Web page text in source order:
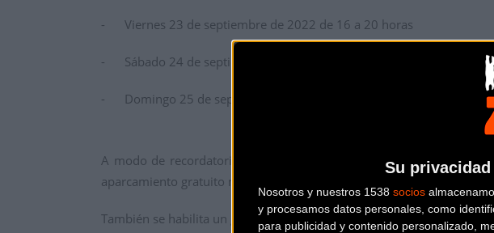
Su
Nosotros y nuestros 1538 socios
y procesamos datos personales, como
para publicidad y contenido personalizado,
- Viernes 23 de septiembre de 2022 de 16 a 20 horas
- Sábado 24 de septiembre de 2022 de 9 a 20 horas
- Domingo 25 de septiembre de 2022 de 9 a 15 horas
A modo de recordatorio, el festival se celebra en Girona, junto al
aparcamiento gratuito no vigilado y además existirá un servicio
También se habilita un guarda-bicicletas para los visitantes que se